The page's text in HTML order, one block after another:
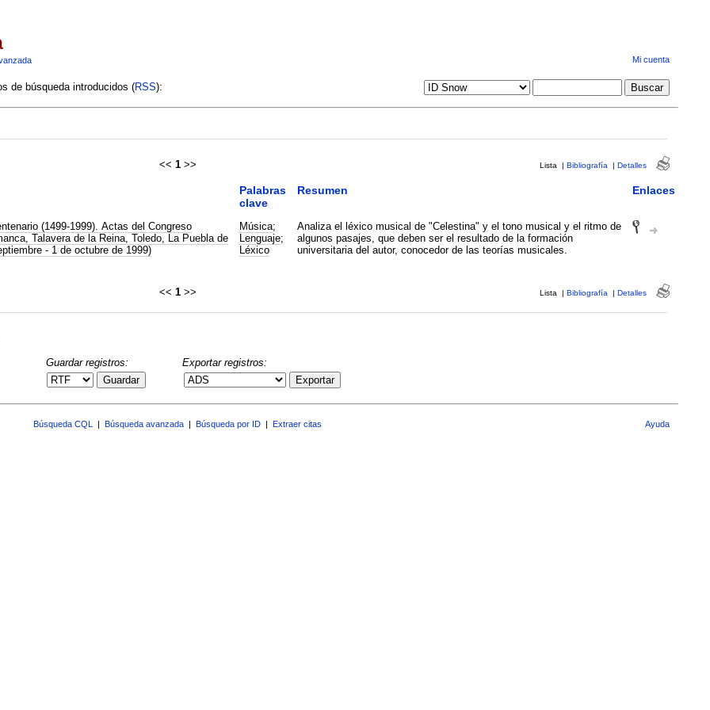
Mi cuenta
de búsqueda introducidos (RSS):
<< 1 >> Lista | Bibliografía | Detalles
Palabras
clave
Resumen Enlaces
(1499-1999). Actas del Congreso
Talavera de la Reina, Toledo, La Puebla de
- 1 de octubre de 1999)
Música;
Lenguaje;
Léxico
Analiza el léxico musical de "Celestina" y el tono musical y el ritmo de
algunos pasajes, que deben ser el resultado de la formación
universitaria del autor, conocedor de las teorías musicales.
<< 1 >> Lista | Bibliografía | Detalles
Guardar registros:
Guardar
Exportar registros:
Exportar
Búsqueda CQL Búsqueda avanzada Búsqueda por ID Extraer citas Ayuda